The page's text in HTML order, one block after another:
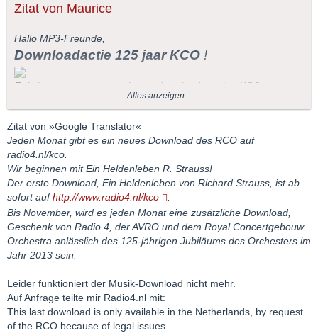
Zitat von Maurice
Hallo MP3-Freunde,
Downloadactie 125 jaar KCO !
Er is iedere maand een nieuwe download van het KCO
beschikbaar op radio4.nl/kco.
De eerste download,Ein Heldenleben
nu beschikbaar op www.radio4.nl/kco
.
Tot november komt er iedere maand een extra download bij, als
cadeau van Radio 4, de AVRO en het Koninklijk
Concertgebouworkest ter gelegenheid van het 125-jarig bestaan
van het orkest in 2013.
Alles anzeigen
Zitat von »Google Translator«
Jeden Monat gibt es ein neues Download des RCO auf
radio4.nl/kco.
Wir beginnen mit Ein Heldenleben R. Strauss!
Der erste Download, Ein Heldenleben von Richard Strauss, ist ab
sofort aufhttp://www.radio4.nl/kco
Bis November, wird es jeden Monat eine zusätzliche Download,
Geschenk von Radio 4, der AVRO und dem Royal Concertgebouw
Orchestra anlässlich des 125-jährigen Jubiläums des Orchesters im
Jahr 2013 sein.
Leider funktioniert der Musik-Download nicht mehr.
Auf Anfrage teilte mir Radio4.nl mit:
This last download is only available in the Netherlands, by request
of the RCO because of legal issues.